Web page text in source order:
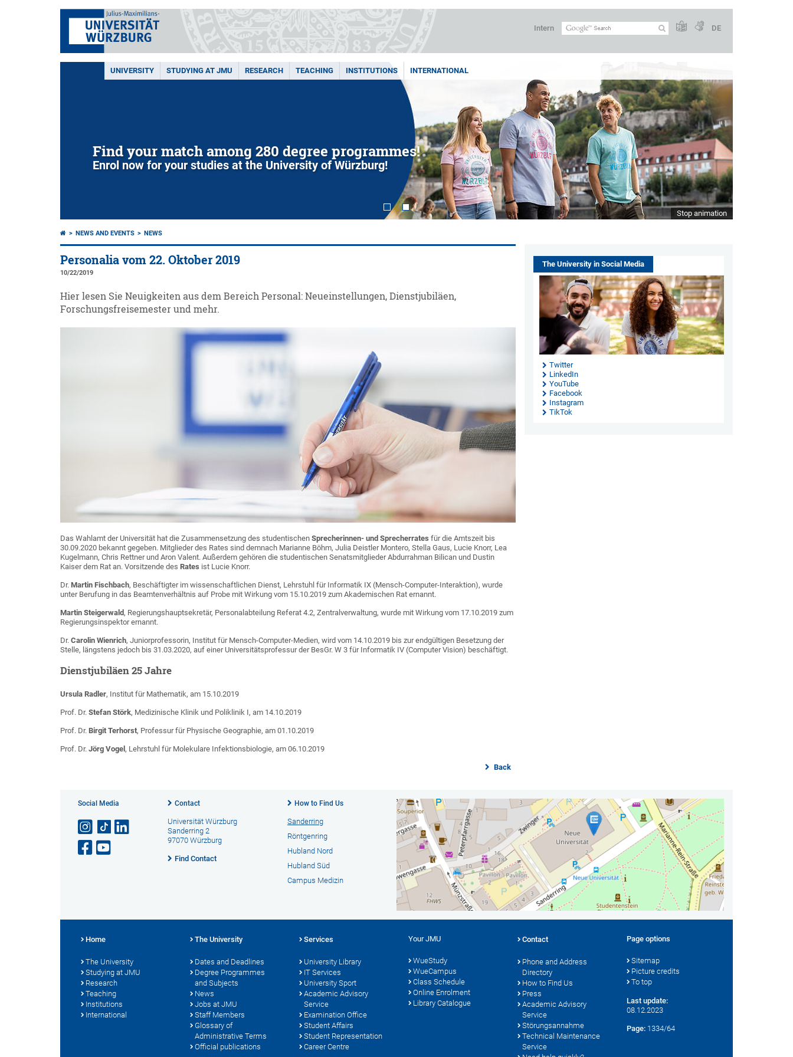
Intern DE
UNIVERSITY STUDYING AT JMU RESEARCH TEACHING INSTITUTIONS INTERNATIONAL
Find your match among 280 degree programmes!
Enrol now for your studies at the University of Würzburg!
Stop animation
NEWS AND EVENTS NEWS
Personalia vom 22. Oktober 2019
10/22/2019
Hier lesen Sie Neuigkeiten aus dem Bereich Personal: Neueinstellungen, Dienstjubiläen,
Forschungsfreisemester und mehr.
Das Wahlamt der Universität hat die Zusammensetzung des studentischen Sprecherinnen- und Sprecherrates für die Amtszeit bis
30.09.2020 bekannt gegeben. Mitglieder des Rates sind demnach Marianne Böhm, Julia Deistler Montero, Stella Gaus, Lucie Knorr, Lea
Kugelmann, Chris Rettner und Aron Valent. Außerdem gehören die studentischen Senatsmitglieder Abdurrahman Bilican und Dustin
Kaiser dem Rat an. Vorsitzende des Rates ist Lucie Knorr.
Dr. Martin Fischbach, Beschäftigter im wissenschaftlichen Dienst, Lehrstuhl für Informatik IX (Mensch-Computer-Interaktion), wurde
unter Berufung in das Beamtenverhältnis auf Probe mit Wirkung vom 15.10.2019 zum Akademischen Rat ernannt.
Martin Steigerwald , Regierungshauptsekretär, Personalabteilung Referat 4.2, Zentralverwaltung, wurde mit Wirkung vom 17.10.2019 zum
Regierungsinspektor ernannt.
Dr. Carolin Wienrich, Juniorprofessorin, Institut für Mensch-Computer-Medien, wird vom 14.10.2019 bis zur endgültigen Besetzung der
Stelle, längstens jedoch bis 31.03.2020, auf einer Universitätsprofessur der BesGr. W 3 für Informatik IV (Computer Vision) beschäftigt.
Dienstjubiläen 25 Jahre
Ursula Radler, Institut für Mathematik, am 15.10.2019
Prof. Dr. Stefan Störk, Medizinische Klinik und Poliklinik I, am 14.10.2019
Prof. Dr. Birgit Terhorst, Professur für Physische Geographie, am 01.10.2019
Prof. Dr. Jörg Vogel , Lehrstuhl für Molekulare Infektionsbiologie, am 06.10.2019
Back
The University in Social Media
Twitter
LinkedIn
YouTube
Facebook
Instagram
TikTok
Social Media Contact
Universität Würzburg
Sanderring 2
97070 Würzburg
Find Contact
How to Find Us
Sanderring
Röntgenring
Hubland Nord
Hubland Süd
Campus Medizin
Home
The University
Studying at JMU
Research
Teaching
Institutions
International
The University
Dates and Deadlines
Degree Programmes
and Subjects
News
Jobs at JMU
Staff Members
Glossary of
Administrative Terms
Official publications
Services
University Library
IT Services
University Sport
Academic Advisory
Service
Examination Office
Student Affairs
Student Representation
Career Centre
Your JMU
WueStudy
WueCampus
Class Schedule
Online Enrolment
Library Catalogue
Contact
Phone and Address
Directory
How to Find Us
Press
Academic Advisory
Service
Störungsannahme
Technical Maintenance
Service
Page options
Sitemap
Picture credits
To top
Last update:
08.12.2023
Page: 1334/64